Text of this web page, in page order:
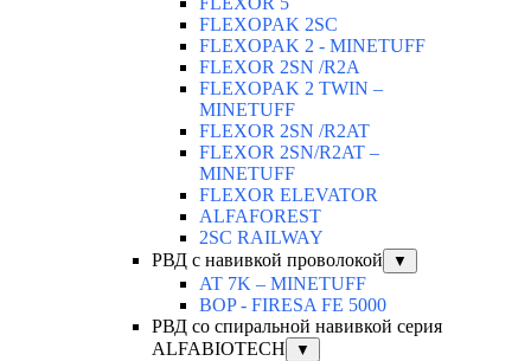
FLEXOPAK 2SС
FLEXOPAK 2 - MINETUFF
FLEXOR 2SN /R2A
FLEXOPAK 2 TWIN –
MINETUFF
FLEXOR 2SN /R2AT
FLEXOR 2SN/R2AT –
MINETUFF
FLEXOR ELEVATOR
ALFAFOREST
2SC RAILWAY
РВД с навивкой проволокой
▼
AT 7K – MINETUFF
BOP - FIRESA FE 5000
РВД со спиральной навивкой серия
ALFABIOTECH
▼